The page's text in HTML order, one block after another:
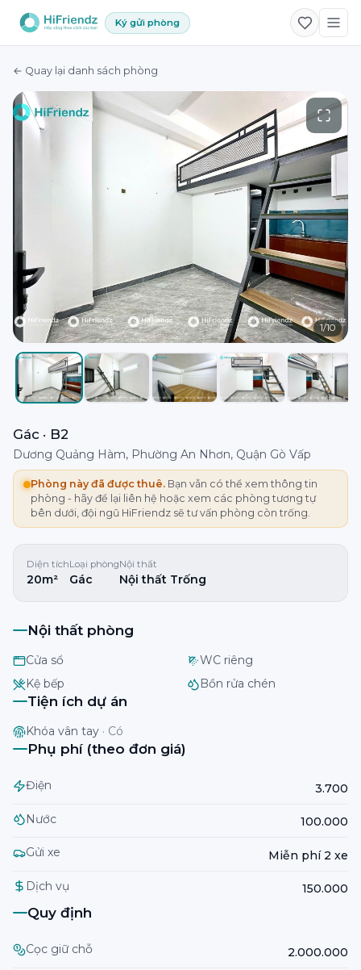
Ký gửi phòng
← Quay lại danh sách phòng
1/10
Gác · B2
Dương Quảng Hàm, Phường An Nhơn, Quận Gò Vấp
Phòng này đã được thuê. Bạn vẫn có thể xem thông tin
phòng - hãy để lại liên hệ hoặc xem các phòng tương tự
bên dưới, đội ngũ HiFriendz sẽ tư vấn phòng còn trống.
Diện tích
20m²
Loại phòng
Gác
Nội thất
Nội thất Trống
Nội thất phòng
Cửa sổ
WC riêng
Kệ bếp
Bồn rửa chén
Tiện ích dự án
Khóa vân tay · Có
Phụ phí (theo đơn giá)
Điện 3.700
Nước 100.000
Gửi xe Miễn phí 2 xe
Dịch vụ 150.000
Quy định
Cọc giữ chỗ 2.000.000